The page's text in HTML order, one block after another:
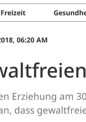
06:20 AM
Erziehung am
dass